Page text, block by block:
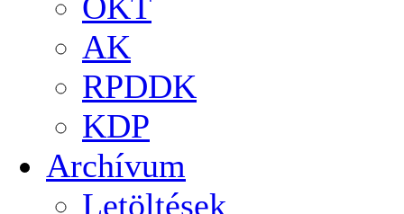
AK
RPDDK
KDP
Archívum
Letöltések